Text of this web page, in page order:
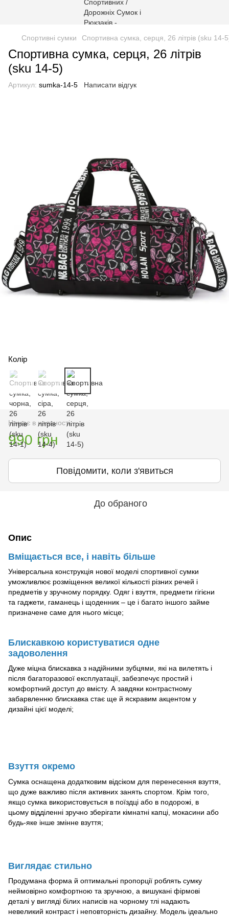
Спортивні сумки Спортивна сумка, серця, 26 літрів (sku 14-
Спортивна сумка, серця, 26 літрів
(sku 14-5)
Артикул: sumka-14-5 Написати відгук
Колір
Немає в наявності
990 грн
Повідомити, коли з'явиться
До обраного
Опис
Вміщається все, і навіть більше
Універсальна конструкція нової моделі спортивної сумки
уможливлює розміщення великої кількості різних речей і
предметів у зручному порядку. Одяг і взуття, предмети гігієни
та гаджети, гаманець і щоденник – це і багато іншого займе
призначене саме для нього місце;
Блискавкою користуватися одне
задоволення
Дуже міцна блискавка з надійними зубцями, які на вилетять і
після багаторазової експлуатації, забезпечує простий і
комфортний доступ до вмісту. А завдяки контрастному
забарвленню блискавка стає ще й яскравим акцентом у
дизайні цієї моделі;
Взуття окремо
Сумка оснащена додатковим відсіком для перенесення взуття,
що дуже важливо після активних занять спортом. Крім того,
якщо сумка використовується в поїздці або в подорожі, в
цьому відділенні зручно зберігати кімнатні капці, мокасини або
будь-яке інше змінне взуття;
Виглядає стильно
Продумана форма й оптимальні пропорції роблять сумку
неймовірно комфортною та зручною, а вишукані фірмові
деталі у вигляді білих написів на чорному тлі надають
невеликий контраст і неповторність дизайну. Модель ідеально